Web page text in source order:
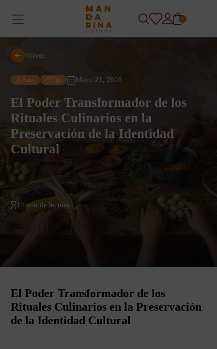
0
Volver
Autor Tags Mayo 21, 2026
El Poder Transformador de los
Rituales Culinarios en la
Preservación de la Identidad
Cultural
12 min de lectura
El Poder Transformador de los
Rituales Culinarios en la Preservación
de la Identidad Cultural